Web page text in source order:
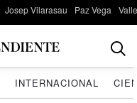
Josep Vilarasau Paz Vega
INTERNACIONAL